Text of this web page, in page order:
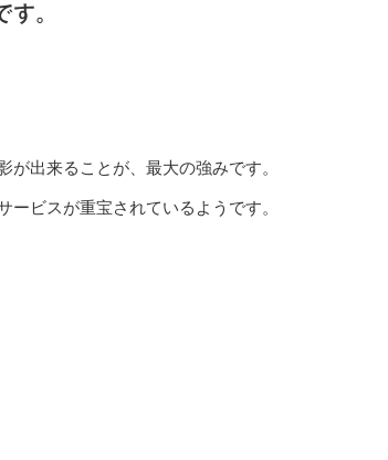
。
出来ることが、最大の強みです。
ビスが重宝されているようです。